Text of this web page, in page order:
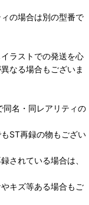
の場合は別の型番で
ラストでの発送を心
なる場合もございま
同名・同レアリティの
ST再録の物もござい
されている場合は、
キズ等ある場合もご